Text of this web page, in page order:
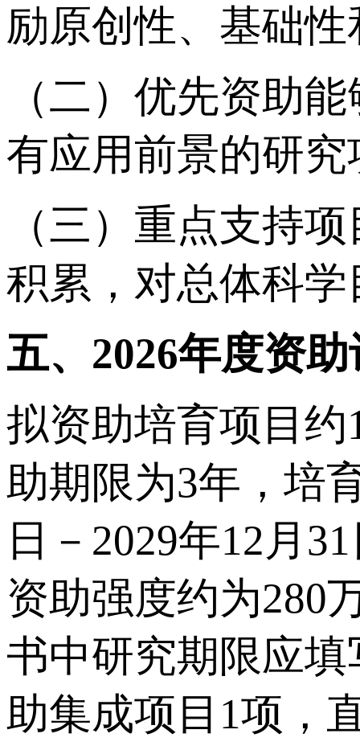
励原创性、基础
（二）优先资助
有应用前景的研究
（三）重点支持
积累，对总体科
五、2026年度资
拟资助培育项目
助期限为3年，培
日－2029年12月
资助强度约为280
书中研究期限应填
助集成项目1项，